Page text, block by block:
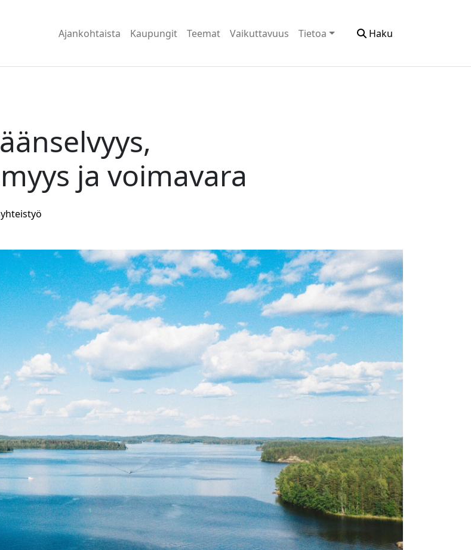
Ajankohtaista Kaupungit Teemat Vaikuttavuus Tietoa Haku
ja voimavara